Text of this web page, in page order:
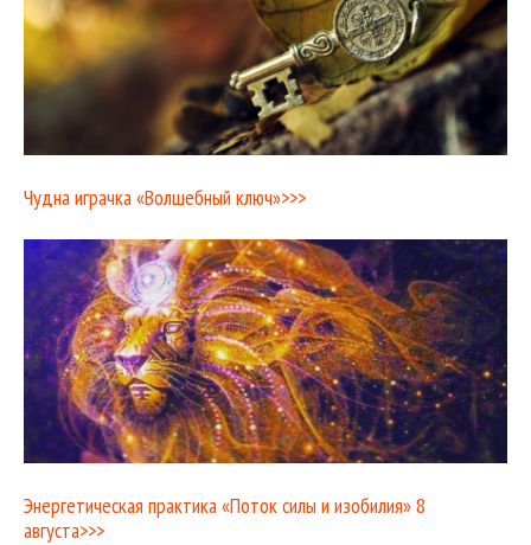
Чудна играчка «Волшебный ключ»>>>
Энергетическая практика «Поток силы и изобилия» 8
августа>>>